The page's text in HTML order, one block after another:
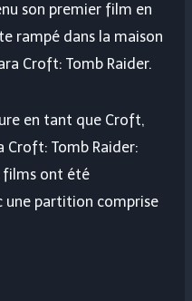
son premier film en
rampé dans la maison
Croft: Tomb Raider.
en tant que Croft,
Croft: Tomb Raider:
films ont été
une partition comprise